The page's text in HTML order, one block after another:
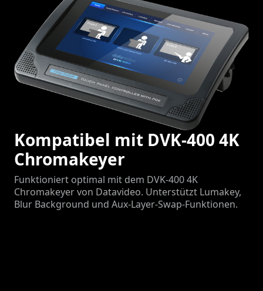
Kompatibel mit DVK-400 4K
Chromakeyer
Funktioniert optimal mit dem DVK-400 4K
Chromakeyer von Datavideo. Unterstützt Lumakey,
Blur Background und Aux-Layer-Swap-Funktionen.